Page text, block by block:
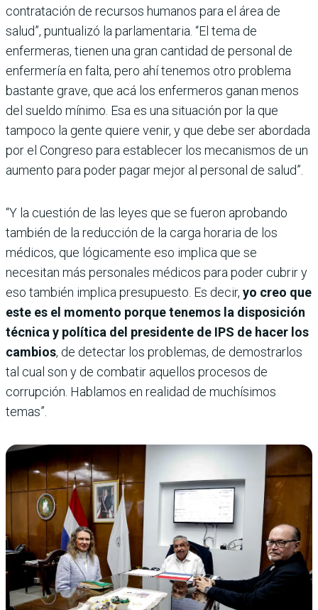
contratación de recursos humanos para el área de
salud”, puntualizó la parlamentaria. “El tema de
enfermeras, tienen una gran cantidad de personal de
enfermería en falta, pero ahí tenemos otro problema
bastante grave, que acá los enfermeros ganan menos
del sueldo mínimo. Esa es una situación por la que
tampoco la gente quiere venir, y que debe ser abordada
por el Congreso para establecer los mecanismos de un
aumento para poder pagar mejor al personal de salud”.
“Y la cuestión de las leyes que se fueron aprobando
también de la reducción de la carga horaria de los
médicos, que lógicamente eso implica que se
necesitan más personales médicos para poder cubrir y
eso también implica presupuesto. Es decir, yo creo que
este es el momento porque tenemos la disposición
técnica y política del presidente de IPS de hacer los
cambios, de detectar los problemas, de demostrarlos
tal cual son y de combatir aquellos procesos de
corrupción. Hablamos en realidad de muchísimos
temas”.